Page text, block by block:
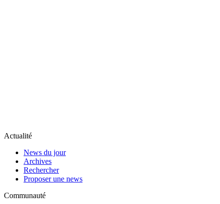
Actualité
News du jour
Archives
Rechercher
Proposer une news
Communauté